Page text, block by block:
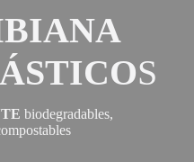
S
biodegradables,